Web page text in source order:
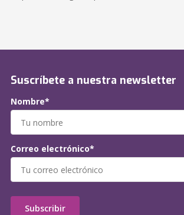
Suscríbete a nuestra newsletter
Nombre*
Correo electrónico*
Subscribir